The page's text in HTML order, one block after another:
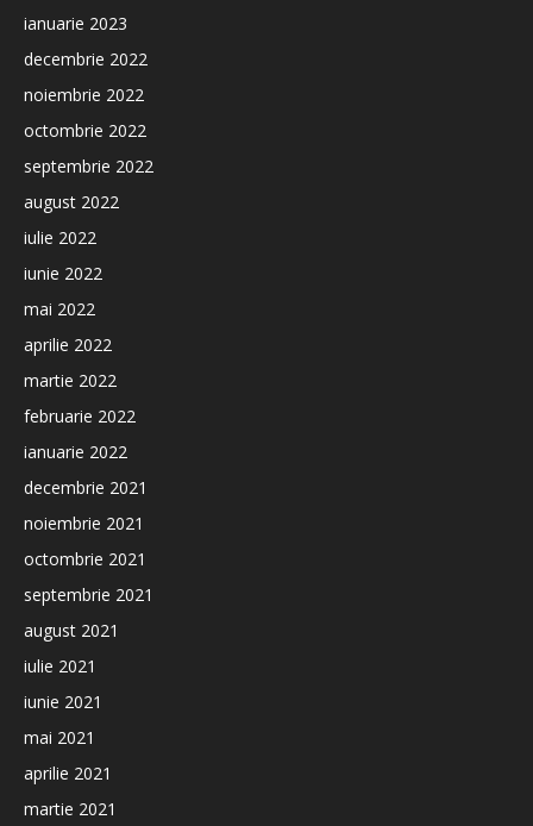
ianuarie 2023
decembrie 2022
noiembrie 2022
octombrie 2022
septembrie 2022
august 2022
iulie 2022
iunie 2022
mai 2022
aprilie 2022
martie 2022
februarie 2022
ianuarie 2022
decembrie 2021
noiembrie 2021
octombrie 2021
septembrie 2021
august 2021
iulie 2021
iunie 2021
mai 2021
aprilie 2021
martie 2021